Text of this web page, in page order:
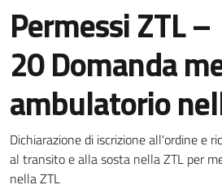
Permessi ZTL –
20 Domanda
ambulatorio
Dettagli del
Dichiarazione di iscrizione all'ordine e
al transito e alla sosta nella ZTL per
nella ZTL